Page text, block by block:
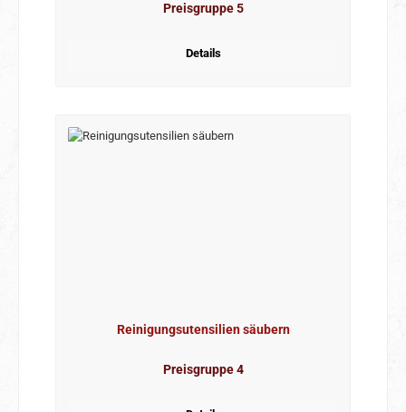
Preisgruppe 5
Details
Reinigungsutensilien säubern
Preisgruppe 4